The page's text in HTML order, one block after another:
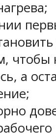
чтобы
а